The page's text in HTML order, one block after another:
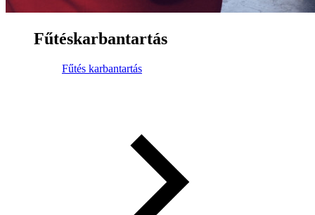
Fűtéskarbantartás
Fűtés karbantartás